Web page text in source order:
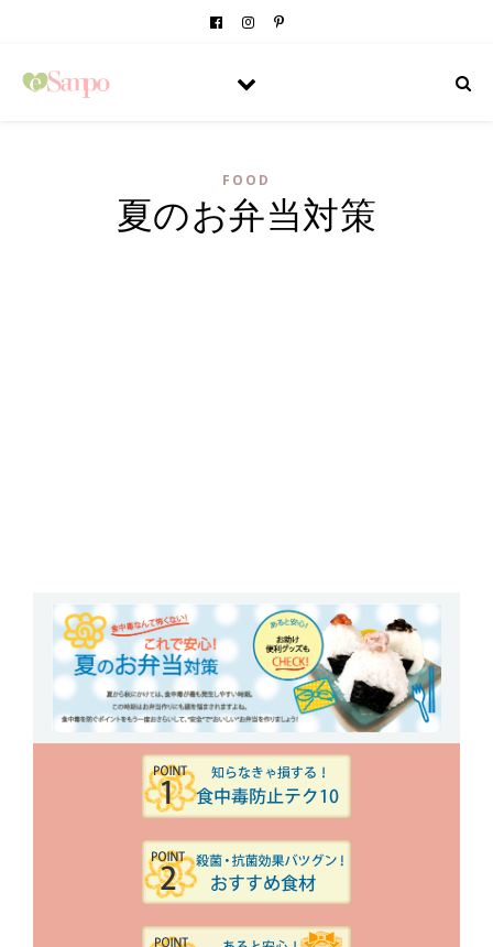
FOOD
夏のお弁当対策